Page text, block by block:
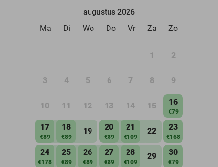
augustus 2026
Ma
Di Wo Do Vr Za Zo
1 2
3 4 5 6 7 8 9
10 11 12 13 14 15 16
€79
17
€89
18
€89
19 20
€89
21
€109
22 23
€168
24
€178
25
€89
26
€89
27
€89
28
€109
29 30
€79